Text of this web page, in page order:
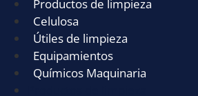
Productos de limpieza
Celulosa
Útiles de limpieza
Equipamientos
Químicos Maquinaria